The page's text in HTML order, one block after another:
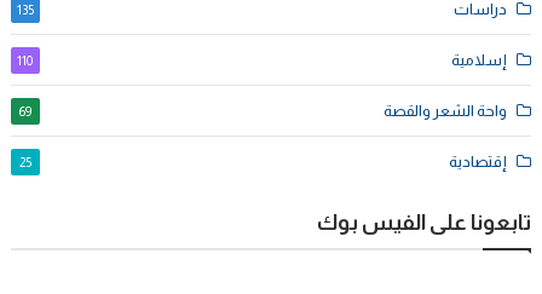
دراسات 135
إسلامية 110
واحة الشعر والقصة 69
إقتصادية 25
تابعونا على الفيس بوك